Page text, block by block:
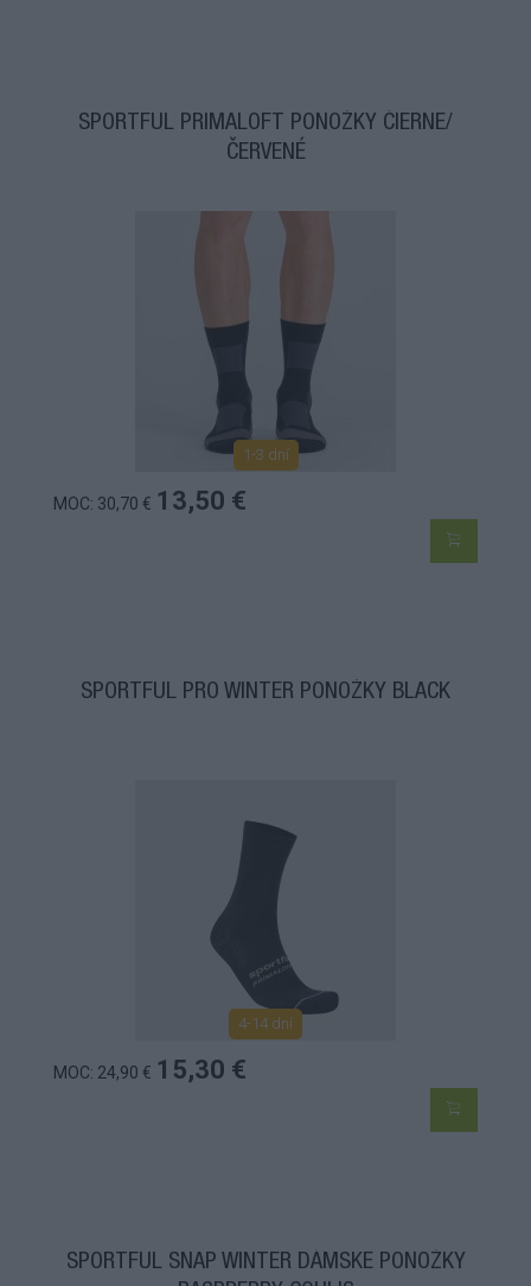
SPORTFUL PRIMALOFT PONOŽKY ČIERNE/
ČERVENÉ
1-3 dní
MOC: 30,70 € 13,50 €
SPORTFUL PRO WINTER PONOŽKY BLACK
4-14 dní
MOC: 24,90 € 15,30 €
SPORTFUL SNAP WINTER DÁMSKE PONOŽKY